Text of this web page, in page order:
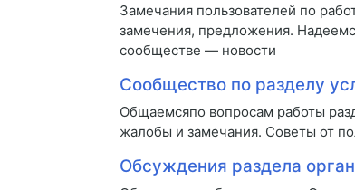
Замечания пользователей по
замечения, предложения.
сообществе — новости
Сообщество по разделу
Общаемсяпо вопросам работы
жалобы и замечания. Советы от
Обсуждения раздела